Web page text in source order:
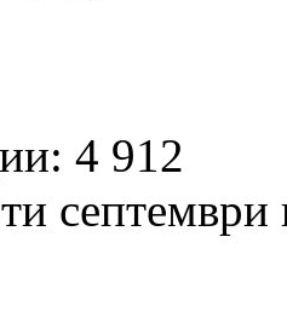
4 912